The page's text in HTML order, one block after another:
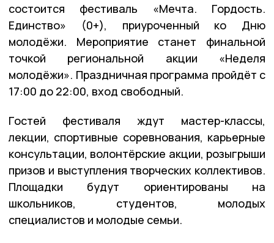
состоится фестиваль «Мечта. Гордость.
Единство» (0+), приуроченный ко Дню
молодёжи. Мероприятие станет финальной
точкой региональной акции «Неделя
молодёжи». Праздничная программа пройдёт с
17:00 до 22:00, вход свободный.
Гостей фестиваля ждут мастер-классы,
лекции, спортивные соревнования, карьерные
консультации, волонтёрские акции, розыгрыши
призов и выступления творческих коллективов.
Площадки будут ориентированы на
школьников, студентов, молодых
специалистов и молодые семьи.